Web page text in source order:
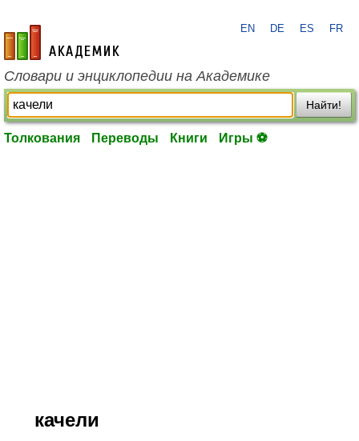
academic.ru
EN DE ES FR
Словари и энциклопедии на Академике
Найти!
Толкования Переводы Книги Игры ⚽
качели